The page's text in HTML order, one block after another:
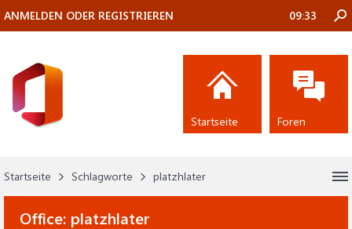
Startseite Schlagworte platzhlater
Office: platzhlater
ANMELDEN ODER REGISTRIEREN 09:33
Startseite Foren